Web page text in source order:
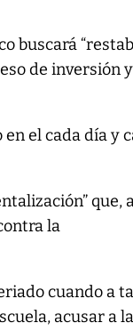
buscará
de inversión y
el cada día y
que,
la
cuando a
acusar a la